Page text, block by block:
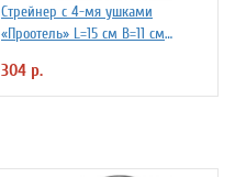
Стрейнер с 4-мя ушками
«Проотель» L=15 см B=11 см
304 р.